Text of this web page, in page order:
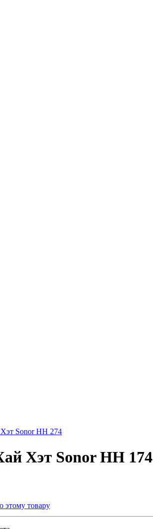
Sonor HH 274
Хэт Sonor HH 174
этому товару